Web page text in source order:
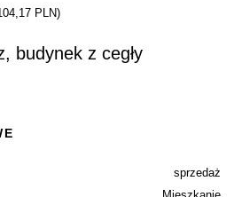
PLN)
budynek z cegły
sprzedaż